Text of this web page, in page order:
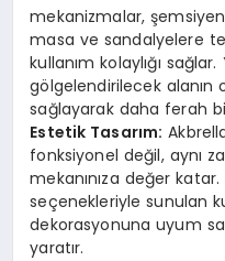
mekanizmalar,
masa ve sandalyelere
kullanım kolaylığı
gölgelendirilecek alanın
sağlayarak daha ferah
Estetik Tasarım:
fonksiyonel değil, aynı
mekanınıza değer
seçenekleriyle sunulan
dekorasyonuna uyum
yaratır.